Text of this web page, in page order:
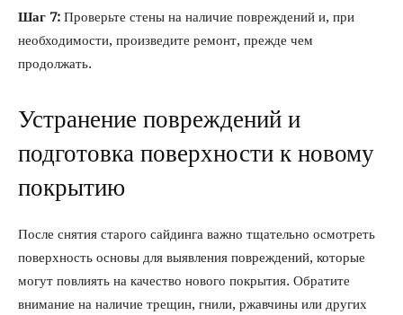
Шаг 7: Проверьте стены на наличие повреждений и, при
необходимости, произведите ремонт, прежде чем
продолжать.
Устранение повреждений и
подготовка поверхности к новому
покрытию
После снятия старого сайдинга важно тщательно осмотреть
поверхность основы для выявления повреждений, которые
могут повлиять на качество нового покрытия. Обратите
внимание на наличие трещин, гнили, ржавчины или других